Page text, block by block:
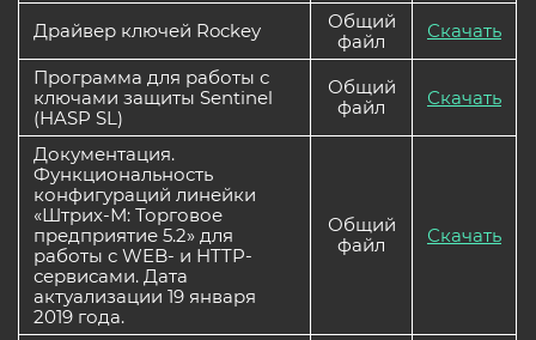
Драйвер ключей Rockey
Общий
файл
Скачать
Программа для работы с
ключами защиты Sentinel
(HASP SL)
Общий
файл
Скачать
Документация.
Функциональность
конфигураций линейки
«Штрих-М: Торговое
предприятие 5.2» для
работы с WEB- и HTTP-
сервисами. Дата
актуализации 19 января
2019 года.
Общий
файл
Скачать